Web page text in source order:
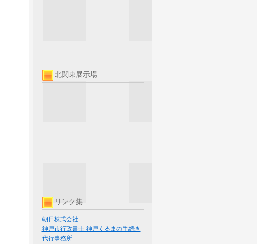
北関東展示場
リンク集
朝日株式会社
神戸市行政書士 神戸くるまの手続き
代行事務所